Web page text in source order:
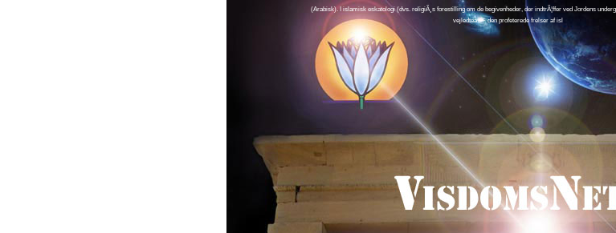
(Arabisk). I islamisk eskatologi (dvs. religiÃ¸s forestilling om de begivenheder, der indtrÃ¦ffer ved Jordens
vejledteâ€ − den profeterede frelser af isl